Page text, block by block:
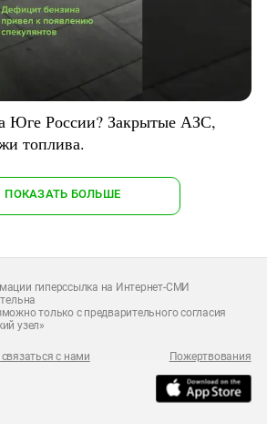
Юге России? Закрытые АЗС,
топлива.
ПОКАЗАТЬ БОЛЬШЕ
гиперссылка на Интернет-СМИ
только с предварительного согласия
узел»
связаться с нами Пожертвования